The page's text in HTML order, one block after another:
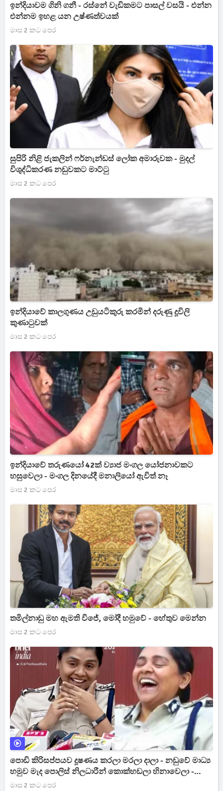
ඉන්දියාවම ගිනි ගනී - රස්නේ වැඩිකමට පාසල් වසයි - එන්න
එන්නම ඉහළ යන උෂ්ණත්වයක්
මාස 2 කට පෙර
සුපිරි නිළි ජැකලින් ෆර්නැන්ඩස් ලෝක අමාරුවක - මුදල්
විශුද්ධිකරණ නඩුවකට මාට්ටු
මාස 2 කට පෙර
ඉන්දියාවේ කාලගුණය උඩුයටිකුරු කරමින් දරුණු දූවිලි
කුණාටුවක්
මාස 2 කට පෙර
ඉන්දි­යාවේ තරු­ණ­යෝ 42ක් ව්‍යාජ මංගල යෝජ­නා­ව­කට
හසුවෙලා - මංගල දිනයේදී මනාලියෝ ඇවිත් නෑ
මාස 2 කට පෙර
තමිල්නාඩු මහ ඇමති විජේ, මෝදී හමුවේ - හේතුව මෙන්න
මාස 2 කට පෙර
පොඩි කිරිසප්පයව දූෂණය කරලා මරලා දාලා - නඩුවේ මාධ්‍ය
හමුව මැද පොලිස් නිලධාරීන් කොක්හඩලා හිනාවෙලා -
වහාම වැඩතහනමට [VIDEO]
මාස 2 කට පෙර